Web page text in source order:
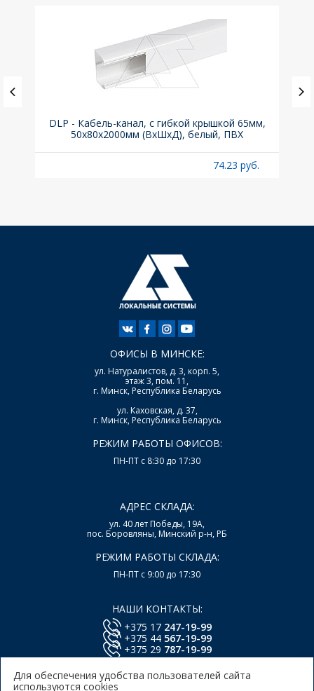
DLP - Кабель-канал, с гибкой крышкой 65мм,
50x80х2000мм (ВхШхД), белый, ПВХ
74.23 руб.
ОФИСЫ В МИНСКЕ:
ул. Натуралистов, д. 3, корп. 5,
этаж 3, пом. 11,
г. Минск, Республика Беларусь
ул. Каховская, д. 37,
г. Минск, Республика Беларусь
РЕЖИМ РАБОТЫ ОФИСОВ:
ПН-ПТ с 8:30 до 17:30
АДРЕС СКЛАДА:
ул. 40 лет Победы, 19А,
пос. Боровляны, Минский р-н, РБ
РЕЖИМ РАБОТЫ СКЛАДА:
ПН-ПТ с 9:00 до 17:30
НАШИ КОНТАКТЫ:
+375 17 247-19-99
+375 44 567-19-99
+375 29 787-19-99
Для обеспечения удобства пользователей сайта
используются cookies